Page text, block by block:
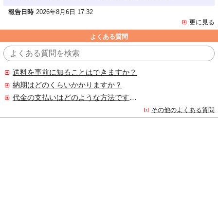
報告日時 2026年8月6日 17:32
更に見る
よくある質問
送料を事前に知ることはできますか？
納期はどのくらいかかりますか？
代金の支払いはどのような方法ですか？
その他のよくある質問